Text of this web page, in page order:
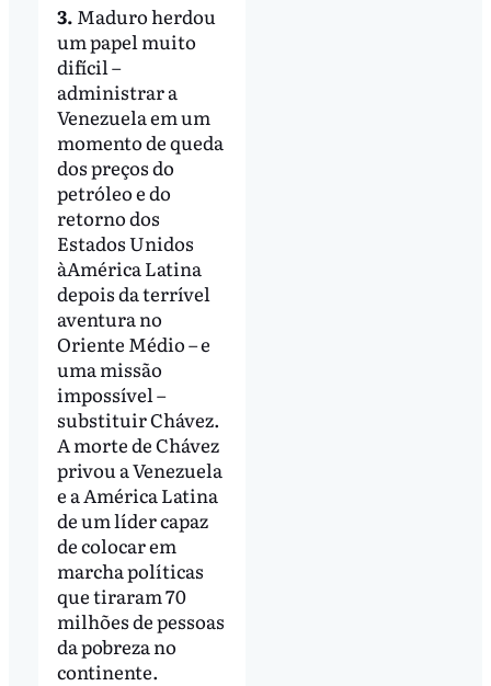
3. Maduro herdou
um papel muito
difícil –
administrar a
Venezuela em um
momento de queda
dos preços do
petróleo e do
retorno dos
Estados Unidos
àAmérica Latina
depois da terrível
aventura no
Oriente Médio – e
uma missão
impossível –
substituir Chávez.
A morte de Chávez
privou a Venezuela
e a América Latina
de um líder capaz
de colocar em
marcha políticas
que tiraram 70
milhões de pessoas
da pobreza no
continente.